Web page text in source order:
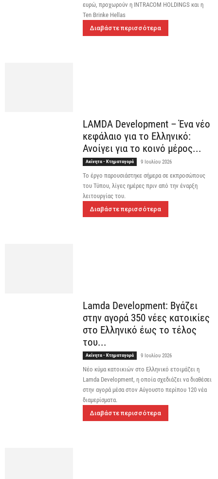
ευρώ, προχωρούν η INTRACOM HOLDINGS και η
Ten Brinke Hellas
Διαβάστε περισσότερα
LAMDA Development – Ένα νέο
κεφάλαιο για το Ελληνικό:
Ανοίγει για το κοινό μέρος...
Ακίνητα - Κτηματαγορά 9 Ιουλίου 2026
Το έργο παρουσιάστηκε σήμερα σε εκπροσώπους
του Τύπου, λίγες ημέρες πριν από την έναρξη
λειτουργίας του.
Διαβάστε περισσότερα
Lamda Development: Βγάζει
στην αγορά 350 νέες κατοικίες
στο Ελληνικό έως το τέλος
του...
Ακίνητα - Κτηματαγορά 9 Ιουλίου 2026
Νέο κύμα κατοικιών στο Ελληνικό ετοιμάζει η
Lamda Development, η οποία σχεδιάζει να διαθέσει
στην αγορά μέσα στον Αύγουστο περίπου 120 νέα
διαμερίσματα.
Διαβάστε περισσότερα